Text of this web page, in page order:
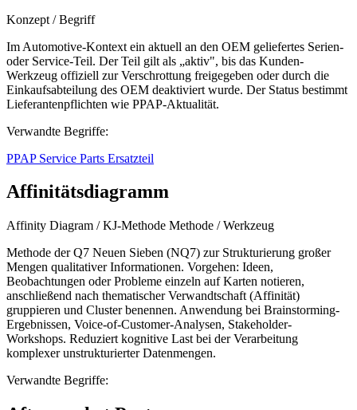
Konzept / Begriff
Im Automotive-Kontext ein aktuell an den OEM geliefertes Serien-
oder Service-Teil. Der Teil gilt als „aktiv", bis das Kunden-
Werkzeug offiziell zur Verschrottung freigegeben oder durch die
Einkaufsabteilung des OEM deaktiviert wurde. Der Status bestimmt
Lieferantenpflichten wie PPAP-Aktualität.
Verwandte Begriffe:
PPAP Service Parts Ersatzteil
Affinitätsdiagramm
Affinity Diagram / KJ-Methode Methode / Werkzeug
Methode der Q7 Neuen Sieben (NQ7) zur Strukturierung großer
Mengen qualitativer Informationen. Vorgehen: Ideen,
Beobachtungen oder Probleme einzeln auf Karten notieren,
anschließend nach thematischer Verwandtschaft (Affinität)
gruppieren und Cluster benennen. Anwendung bei Brainstorming-
Ergebnissen, Voice-of-Customer-Analysen, Stakeholder-
Workshops. Reduziert kognitive Last bei der Verarbeitung
komplexer unstrukturierter Datenmengen.
Verwandte Begriffe: